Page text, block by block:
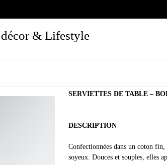
& Lifestyle
SERVIETTES DE TABLE –
DESCRIPTION
Confectionnées dans un coton
soyeux. Douces et souples, elles